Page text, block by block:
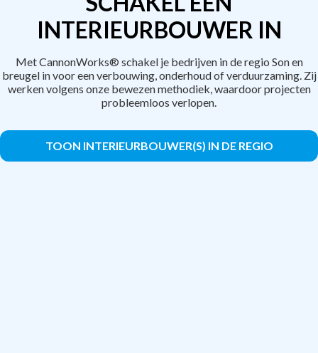
INTERIEURBOUWER IN
Met CannonWorks® schakel je bedrijven in de regio Son en
breugel in voor een verbouwing, onderhoud of verduurzaming. Zij
werken volgens onze bewezen methodiek, waardoor projecten
probleemloos verlopen.
TOON INTERIEURBOUWER(S) IN DE REGIO